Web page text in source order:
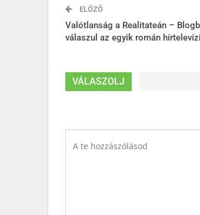
ELŐZŐ
Valótlanság a Realitateán –
válaszul az egyik román
VÁLASZOLJ